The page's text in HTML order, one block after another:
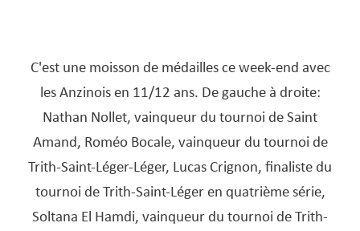
C'est une moisson de médailles ce week-end avec
les Anzinois en 11/12 ans. De gauche à droite:
Nathan Nollet, vainqueur du tournoi de Saint
Amand, Roméo Bocale, vainqueur du tournoi de
Trith-Saint-Léger-Léger, Lucas Crignon, finaliste du
tournoi de Trith-Saint-Léger en quatrième série,
Soltana El Hamdi, vainqueur du tournoi de Trith-